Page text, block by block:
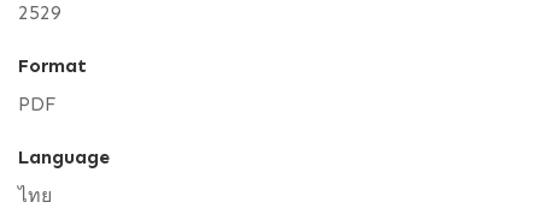
2529
Format
PDF
Language
ไทย